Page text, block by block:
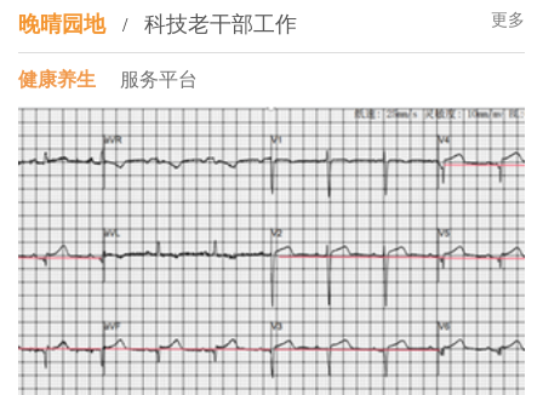
晚晴园地 / 科技老干部工作 更多
健康养生 服务平台